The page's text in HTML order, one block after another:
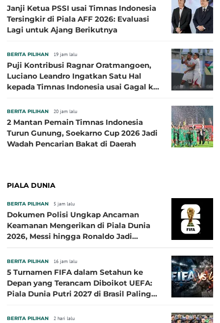
Janji Ketua PSSI usai Timnas Indonesia
Tersingkir di Piala AFF 2026: Evaluasi
Lagi untuk Ajang Berikutnya
BERITA PILIHAN 19 jam lalu
Puji Kontribusi Ragnar Oratmangoen,
Luciano Leandro Ingatkan Satu Hal
kepada Timnas Indonesia usai Gagal ke
BERITA PILIHAN 20 jam lalu
2 Mantan Pemain Timnas Indonesia
Turun Gunung, Soekarno Cup 2026 Jadi
Wadah Pencarian Bakat di Daerah
PIALA DUNIA
BERITA PILIHAN 5 jam lalu
Dokumen Polisi Ungkap Ancaman
Keamanan Mengerikan di Piala Dunia
2026, Messi hingga Ronaldo Jadi
BERITA PILIHAN 16 jam lalu
5 Turnamen FIFA dalam Setahun ke
Depan yang Terancam Diboikot UEFA:
Piala Dunia Putri 2027 di Brasil Paling
BERITA PILIHAN 2 hari lalu